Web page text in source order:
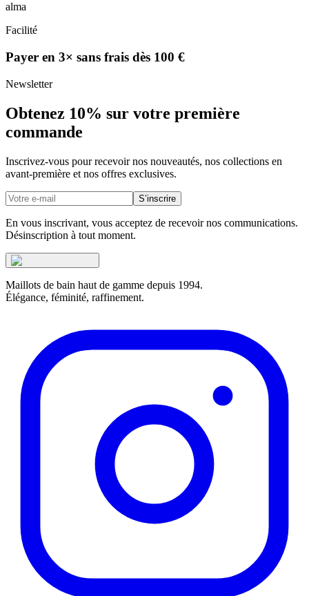
alma
Facilité
Payer en 3× sans frais dès 100 €
Newsletter
Obtenez 10% sur votre première
commande
Inscrivez-vous pour recevoir nos nouveautés, nos collections en
avant-première et nos offres exclusives.
S’inscrire
En vous inscrivant, vous acceptez de recevoir nos communications.
Désinscription à tout moment.
Maillots de bain haut de gamme depuis 1994.
Élégance, féminité, raffinement.